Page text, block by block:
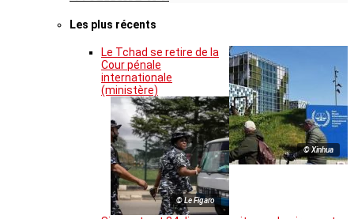
Les plus récents
© Xinhua
Le Tchad se retire de la
Cour pénale
internationale
(ministère)
© Le Figaro